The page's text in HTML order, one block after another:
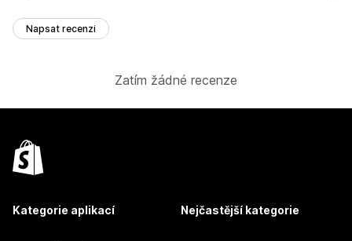
Napsat recenzi
Zatím žádné recenze
Kategorie aplikací Nejčastější kategorie